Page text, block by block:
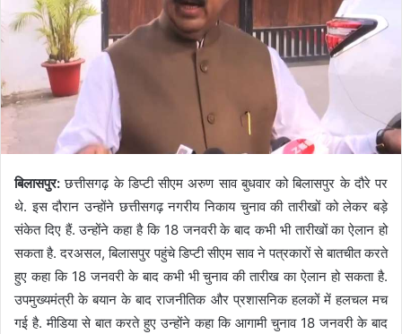
बिलासपुर:छत्तीसगढ़ के डिप्टी सीएम अरुण साव बुधवार को बिलासपुर के दौरे पर
थे. इस दौरान उन्होंने छत्तीसगढ़ नगरीय निकाय चुनाव की तारीखों को लेकर बड़े
संकेत दिए हैं. उन्होंने कहा है कि 18 जनवरी के बाद कभी भी तारीखों का ऐलान हो
सकता है. दरअसल, बिलासपुर पहुंचे डिप्टी सीएम साव ने पत्रकारों से बातचीत करते
हुए कहा कि 18 जनवरी के बाद कभी भी चुनाव की तारीख का ऐलान हो सकता है.
उपमुख्यमंत्री के बयान के बाद राजनीतिक और प्रशासनिक हलकों में हलचल मच
गई है. मीडिया से बात करते हुए उन्होंने कहा कि आगामी चुनाव 18 जनवरी के बाद